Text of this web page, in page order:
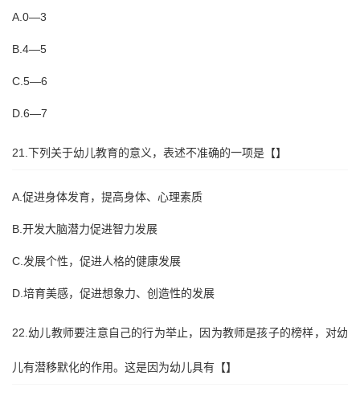
A.0—3
B.4—5
C.5—6
D.6—7
21.下列关于幼儿教育的意义，表述不准确的一项是【】
A.促进身体发育，提高身体、心理素质
B.开发大脑潜力促进智力发展
C.发展个性，促进人格的健康发展
D.培育美感，促进想象力、创造性的发展
22.幼儿教师要注意自己的行为举止，因为教师是孩子的榜样，对幼
儿有潜移默化的作用。这是因为幼儿具有【】